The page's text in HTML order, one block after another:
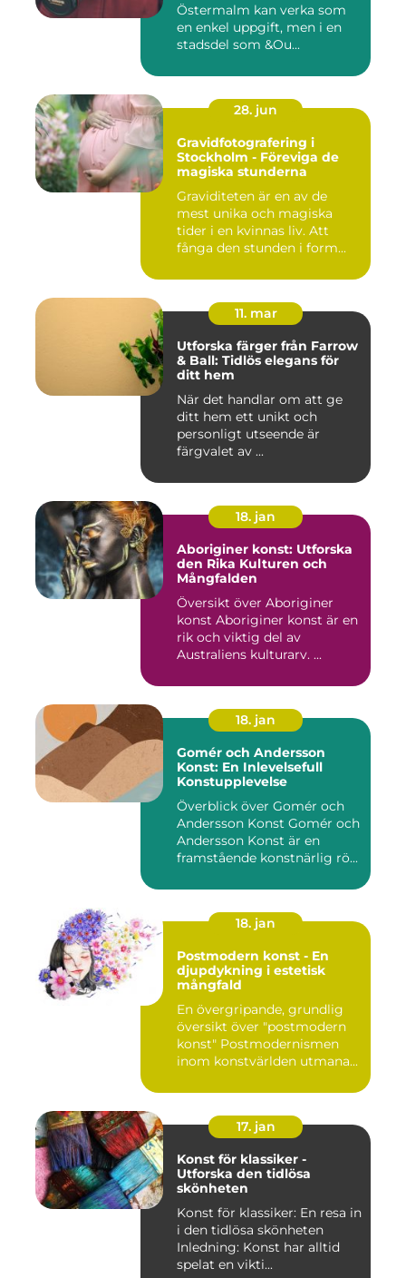
Östermalm kan verka som
en enkel uppgift, men i en
stadsdel som &Ou...
28. jun
Gravidfotografering i
Stockholm - Föreviga de
magiska stunderna
Graviditeten är en av de
mest unika och magiska
tider i en kvinnas liv. Att
fånga den stunden i form...
11. mar
Utforska färger från Farrow
& Ball: Tidlös elegans för
ditt hem
När det handlar om att ge
ditt hem ett unikt och
personligt utseende är
färgvalet av ...
18. jan
Aboriginer konst: Utforska
den Rika Kulturen och
Mångfalden
Översikt över Aboriginer
konst Aboriginer konst är en
rik och viktig del av
Australiens kulturarv. ...
18. jan
Gomér och Andersson
Konst: En Inlevelsefull
Konstupplevelse
Överblick över Gomér och
Andersson Konst Gomér och
Andersson Konst är en
framstående konstnärlig rö...
18. jan
Postmodern konst - En
djupdykning i estetisk
mångfald
En övergripande, grundlig
översikt över "postmodern
konst" Postmodernismen
inom konstvärlden utmana...
17. jan
Konst för klassiker -
Utforska den tidlösa
skönheten
Konst för klassiker: En resa in
i den tidlösa skönheten
Inledning: Konst har alltid
spelat en vikti...